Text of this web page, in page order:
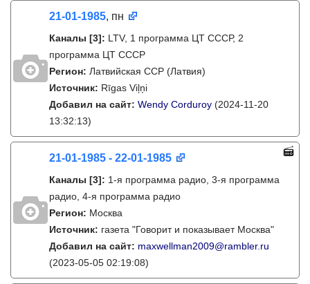
21-01-1985, пн
Каналы [3]: LTV, 1 программа ЦТ СССР, 2
программа ЦТ СССР
Регион: Латвийская ССР (Латвия)
Источник: Rīgas Viļņi
Добавил на сайт: Wendy Corduroy (2024-11-20
13:32:13)
21-01-1985 - 22-01-1985
Каналы [3]: 1-я программа радио, 3-я программа
радио, 4-я программа радио
Регион: Москва
Источник: газета "Говорит и показывает Москва"
Добавил на сайт: maxwellman2009@rambler.ru
(2023-05-05 02:19:08)